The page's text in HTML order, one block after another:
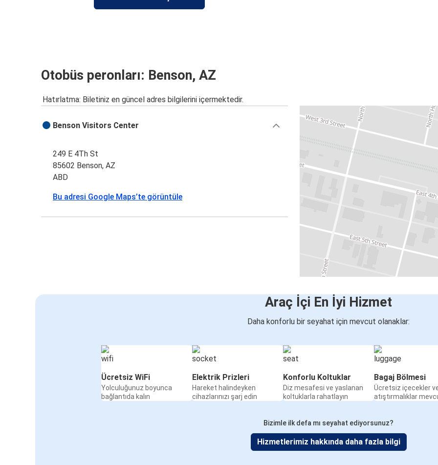
Otobüs peronları: Benson, AZ
Hatırlatma: Biletiniz en güncel adres bilgilerini içermektedir.
Benson Visitors Center
249 E 4Th St
85602 Benson, AZ
ABD
Bu adresi Google Maps’te görüntüle
Araç İçi En İyi Hizmet
Daha konforlu bir seyahat için mevcut olanaklar:
Ücretsiz WiFi
Yolculuğunuz boyunca
bağlantıda kalın
Elektrik Prizleri
Hareket halindeyken
cihazlarınızı şarj edin
Konforlu Koltuklar
Diz mesafesi ve yaslanan
koltuklarla rahatlayın
Bagaj Bölmesi
Ücretsiz içecekler
atıştırmalıklar
Bizimle ilk defa mı seyahat ediyorsunuz?
Hizmetlerimiz hakkında daha fazla bilgi